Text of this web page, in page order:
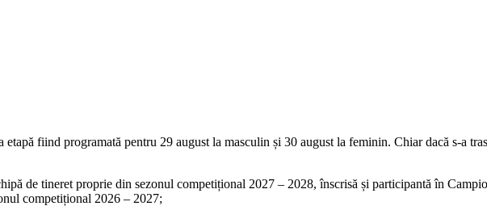
etapă fiind programată pentru 29 august la masculin și 30 august la feminin. Chiar dacă s-a
de tineret proprie din sezonul competițional 2027 – 2028, înscrisă și participantă în
competițional 2026 – 2027;